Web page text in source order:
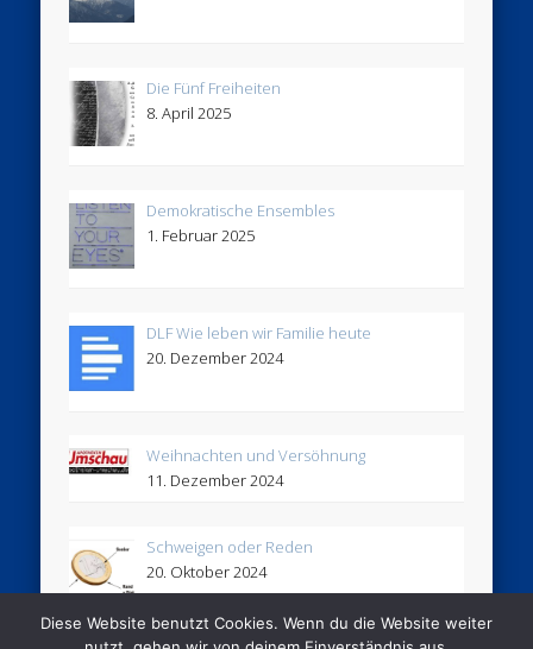
Die Fünf Freiheiten
8. April 2025
Demokratische Ensembles
1. Februar 2025
DLF Wie leben wir Familie heute
20. Dezember 2024
Weihnachten und Versöhnung
11. Dezember 2024
Schweigen oder Reden
20. Oktober 2024
Diese Website benutzt Cookies. Wenn du die Website weiter